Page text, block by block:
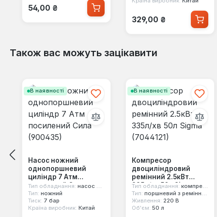
Звичайна ціна:
54,00 ₴
Звичайна ціна:
329,00 ₴
Також вас можуть зацікавити
В наявності
Насос ножний
однопоршневий
циліндр 7 Атм
посилений Сила
(900435)
Тип обладнання: насос ножний
Тип: ножний
Тиск: 7 бар
Країна виробник: Китай
В наявності
Компресор
двоциліндровий
ремінний 2.5кВт
335л/хв 50л Sigma
(7044121)
Тип обладнання: компресор
Тип: поршневий з ремінним приводом
Живлення: 220 В
Об'єм: 50 л